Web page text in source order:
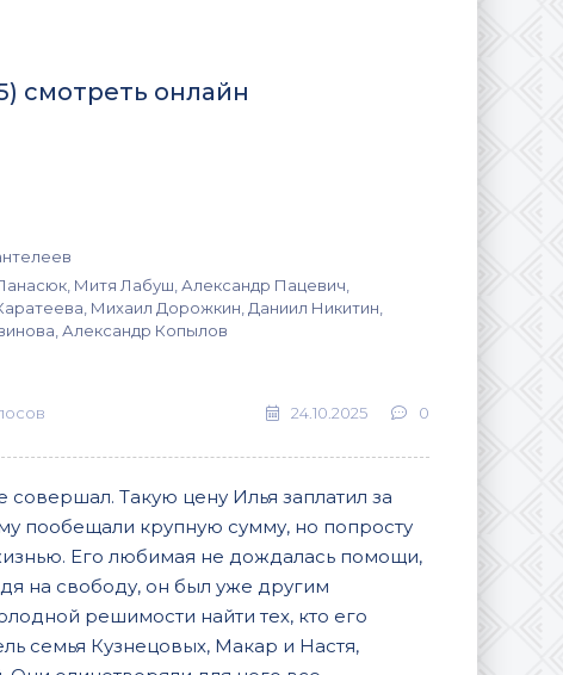
смотреть онлайн
Митя Лабуш, Александр Пацевич,
Михаил Дорожкин, Даниил Никитин,
Александр Копылов
24.10.2025 0
Такую цену Илья заплатил за
пообещали крупную сумму, но попросту
Его любимая не дождалась помощи,
на свободу, он был уже другим
решимости найти тех, кто его
семья Кузнецовых, Макар и Настя,